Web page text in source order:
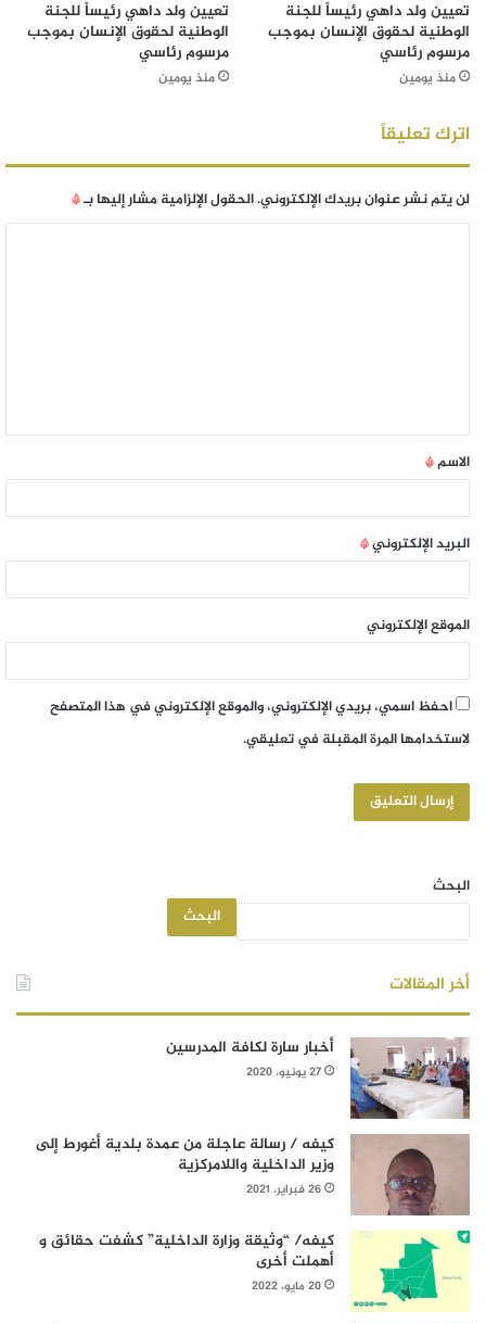
تعيين ولد داهي رئيساً للجنة
الوطنية لحقوق الإنسان بموجب
مرسوم رئاسي
منذ يومين
تعيين ولد داهي رئيساً للجنة
الوطنية لحقوق الإنسان بموجب
مرسوم رئاسي
منذ يومين
اترك تعليقاً
لن يتم نشر عنوان بريدك الإلكتروني.الحقول الإلزامية مشار إليها بـ*
الاسم*
البريد الإلكتروني*
الموقع الإلكتروني
احفظ اسمي، بريدي الإلكتروني، والموقع الإلكتروني في هذا المتصفح
لاستخدامها المرة المقبلة في تعليقي.
البحث
البحث
أخر المقالات
أخبار سارة لكافة المدرسين
27 يونيو، 2020
كيفه / رسالة عاجلة من عمدة بلدية أغورط إلى
وزير الداخلية واللامركزية
26 فبراير، 2021
كيفه/ “وثيقة وزارة الداخلية” كشفت حقائق و
أهملت أخرى
20 مايو، 2022